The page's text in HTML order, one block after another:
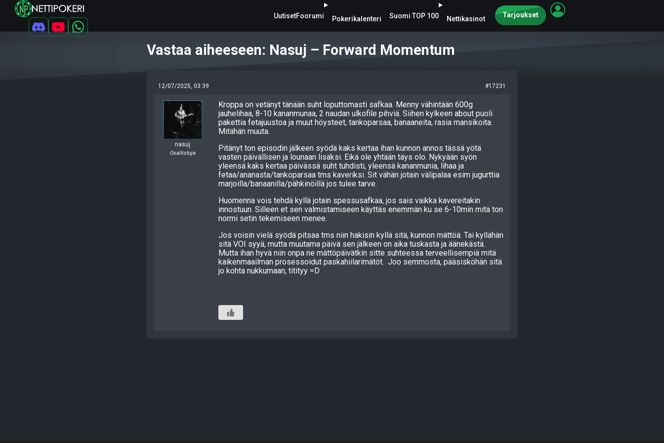
UutisetFoorumi Pokerikalenteri Suomi TOP 100 Nettikasinot Tarjoukset
Vastaa aiheeseen: Nasuj – Forward Momentum
12/07/2025, 03:39 #17231
nasuj
Osallistuja
Kroppa on vetänyt tänään suht loputtomasti safkaa. Menny vähintään 600g
jauhelihaa, 8-10 kananmunaa, 2 naudan ulkofile pihviä. Siihen kylkeen about puoli
pakettia fetajuustoa ja muut höysteet, tankoparsaa, banaaneita, rasia mansikoita.
Mitähän muuta.
Pitänyt ton episodin jälkeen syödä kaks kertaa ihan kunnon annos tässä yötä
vasten päivällisen ja lounaan lisäksi. Eikä ole yhtään täys olo. Nykyään syön
yleensä kaks kertaa päivässä suht tuhdisti, yleensä kananmunia, lihaa ja
fetaa/ananasta/tankoparsaa tms kaveriksi. Sit vähän jotain välipalaa esim jugurttia
marjoilla/banaanilla/pähkinöillä jos tulee tarve.
Huomenna vois tehdä kyllä jotain spessusafkaa, jos sais vaikka kavereitakin
innostuun. Silleen et sen valmistamiseen käyttäs enemmän ku se 6-10min mitä ton
normi setin tekemiseen menee.
Jos voisin vielä syödä pitsaa tms niin hakisin kyllä sitä, kunnon mättöä. Tai kyllähän
sitä VOI syyä, mutta muutama päivä sen jälkeen on aika tuskasta ja äänekästä..
Mutta ihan hyvä niin onpa ne mättöpäivätkin sitte suhteessa terveellisempiä mitä
kaikenmaailman prosessoidut paskahiilarimätöt. Joo semmosta, pääsisköhän sitä
jo kohta nukkumaan, titityy =D